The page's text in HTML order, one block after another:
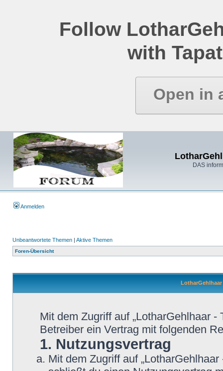
Follow
with
Open in
DAS
Anmelden
Unbeantwortete Themen | Aktive Themen
Foren-Übersicht
Mit dem Zugriff auf „LotharGehlhaar
Betreiber ein Vertrag mit folgenden
1. Nutzungsvertrag
Mit dem Zugriff auf